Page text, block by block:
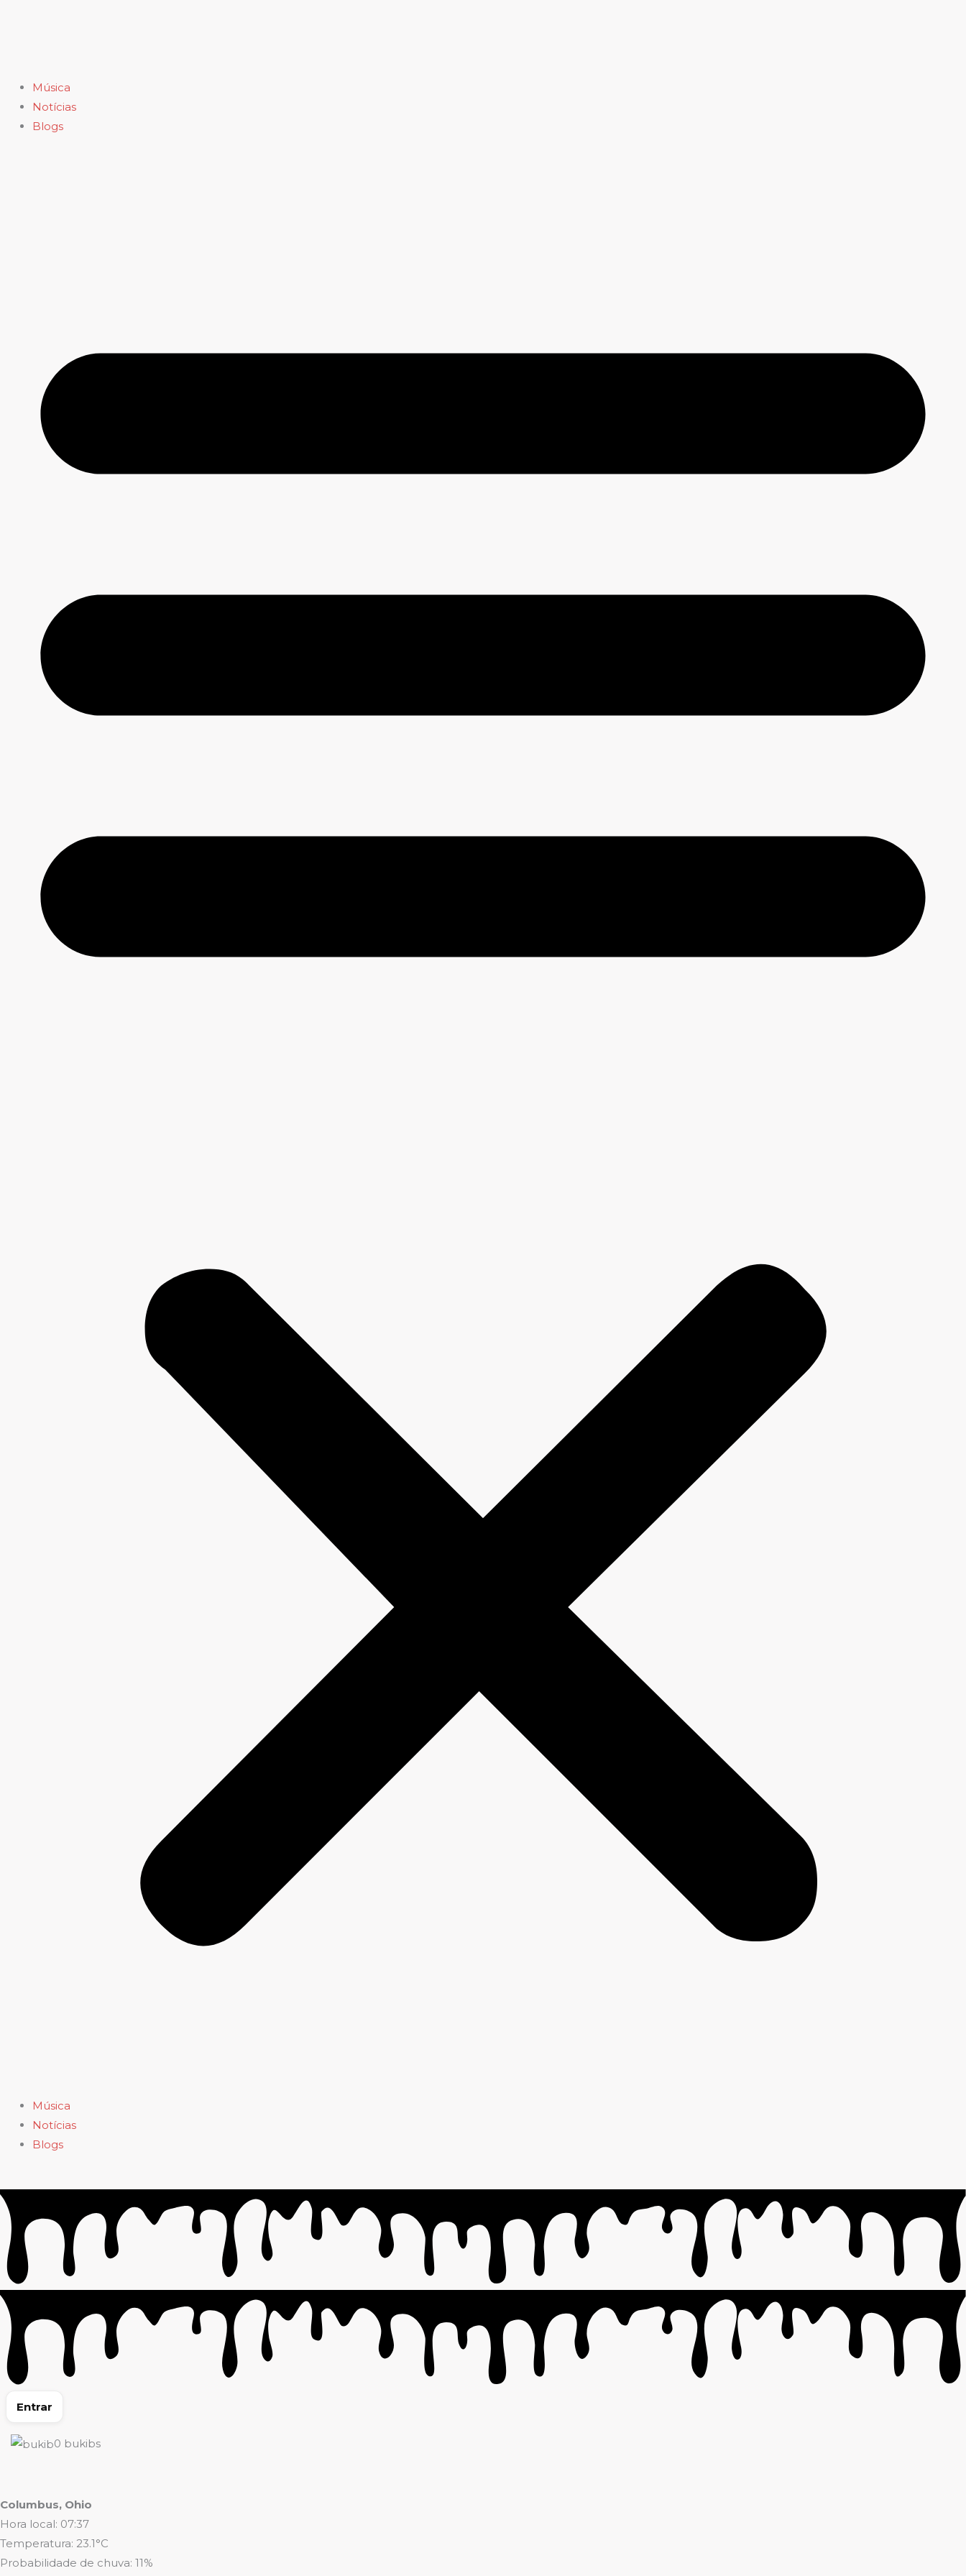
Música
Notícias
Blogs
Música
Notícias
Blogs
Entrar
0 bukibs
Columbus, Ohio
Hora local: 07:37
Temperatura: 23.1°C
Probabilidade de chuva: 11%